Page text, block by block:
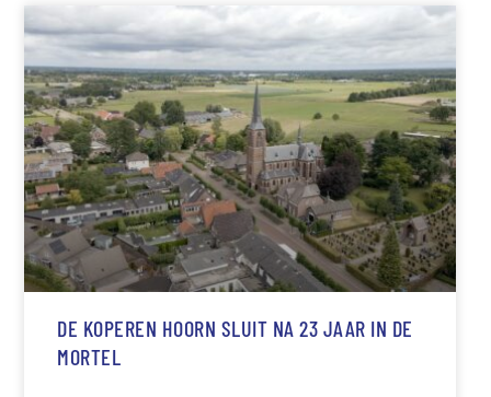
DE KOPEREN HOORN SLUIT NA 23 JAAR IN DE
MORTEL